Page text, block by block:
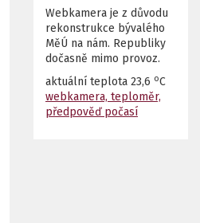
Webkamera je z důvodu
rekonstrukce bývalého
MěÚ na nám. Republiky
dočasně mimo provoz.
aktuální teplota 23,6 oC
webkamera, teploměr,
předpověď počasí